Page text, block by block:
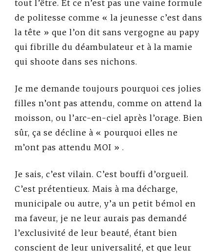
tout l’être. Et ce n’est pas une vaine formule
de politesse comme « la jeunesse c’est dans
la tête » que l’on dit sans vergogne au papy
qui fibrille du déambulateur et à la mamie
qui shoote dans ses nichons.
Je me demande toujours pourquoi ces jolies
filles n’ont pas attendu, comme on attend la
moisson, ou l’arc-en-ciel après l’orage. Bien
sûr, ça se décline à « pourquoi elles ne
m’ont pas attendu MOI » .
Je sais, c’est vilain. C’est bouffi d’orgueil.
C’est prétentieux. Mais à ma décharge,
municipale ou autre, y’a un petit bémol en
ma faveur, je ne leur aurais pas demandé
l’exclusivité de leur beauté, étant bien
conscient de leur universalité, et que leur